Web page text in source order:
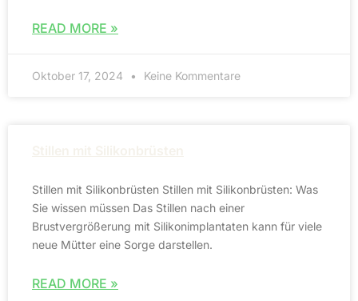
READ MORE »
Oktober 17, 2024 Keine Kommentare
Stillen mit Silikonbrüsten Stillen mit Silikonbrüsten: Was
Sie wissen müssen Das Stillen nach einer
Brustvergrößerung mit Silikonimplantaten kann für viele
neue Mütter eine Sorge darstellen.
READ MORE »